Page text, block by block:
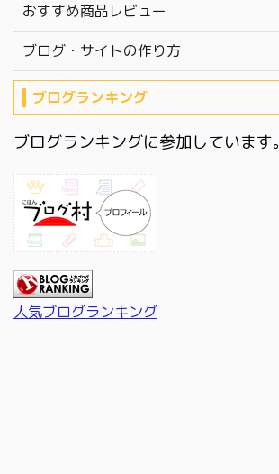
おすすめ商品レビュー
ブログ・サイトの作り方
ブログランキング
ブログランキングに参加しています。
人気ブログランキング